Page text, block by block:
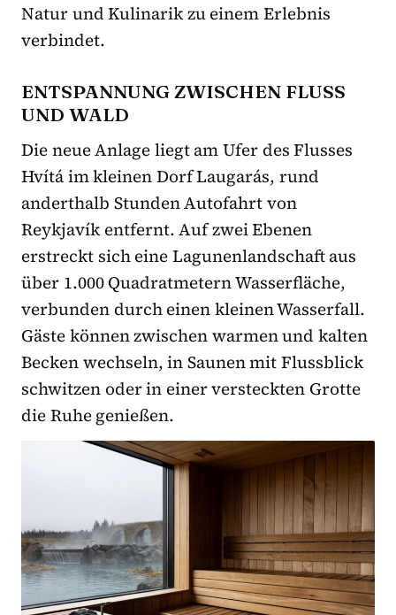
Natur und Kulinarik zu einem Erlebnis
verbindet.
ENTSPANNUNG ZWISCHEN FLUSS
UND WALD
Die neue Anlage liegt am Ufer des Flusses
Hvítá im kleinen Dorf Laugarás, rund
anderthalb Stunden Autofahrt von
Reykjavík entfernt. Auf zwei Ebenen
erstreckt sich eine Lagunenlandschaft aus
über 1.000 Quadratmetern Wasserfläche,
verbunden durch einen kleinen Wasserfall.
Gäste können zwischen warmen und kalten
Becken wechseln, in Saunen mit Flussblick
schwitzen oder in einer versteckten Grotte
die Ruhe genießen.